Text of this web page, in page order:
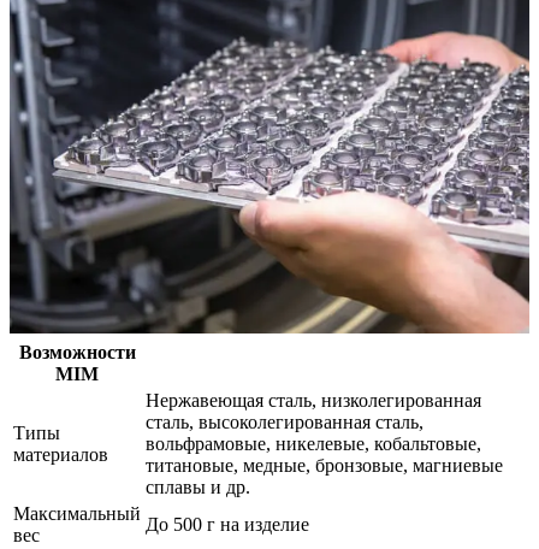
Возможности
MIM
Типы
материалов
Нержавеющая сталь, низколегированная
сталь, высоколегированная сталь,
вольфрамовые, никелевые, кобальтовые,
титановые, медные, бронзовые, магниевые
сплавы и др.
Максимальный
вес
До 500 г на изделие